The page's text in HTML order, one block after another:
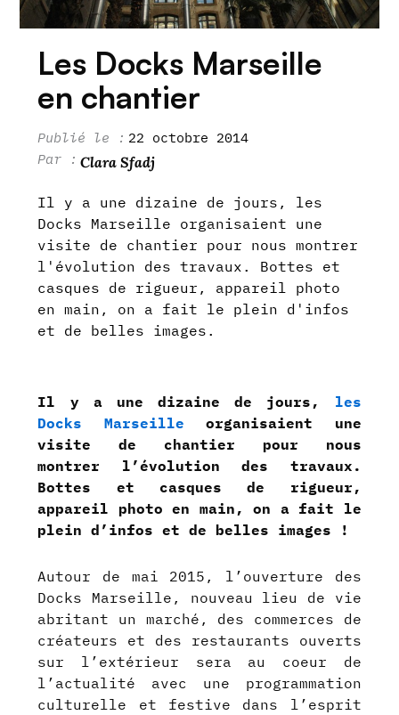
Les Docks Marseille
en chantier
22 octobre 2014
Clara Sfadj
Il y a une dizaine de jours, les
Docks Marseille organisaient une
visite de chantier pour nous montrer
l'évolution des travaux. Bottes et
casques de rigueur, appareil photo
en main, on a fait le plein d'infos
et de belles images.
Il y a une dizaine de jours, les
Docks Marseille organisaient une
visite de chantier pour nous
montrer l’évolution des travaux.
Bottes et casques de rigueur,
appareil photo en main, on a fait le
plein d’infos et de belles images !
Autour de mai 2015, l’ouverture des
Docks Marseille, nouveau lieu de vie
abritant un marché, des commerces de
créateurs et des restaurants ouverts
sur l’extérieur sera au coeur de
l’actualité avec une programmation
culturelle et festive dans l’esprit